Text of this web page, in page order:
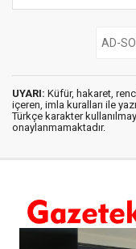
UYARI: Küfür, hakaret,
içeren, imla kuralları ile
Türkçe karakter
onaylanmamaktadır.